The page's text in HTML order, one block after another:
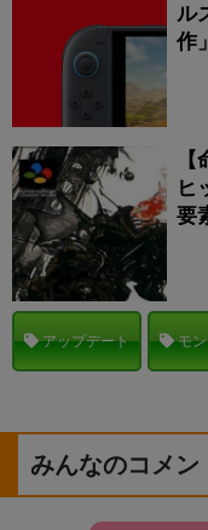
ル
作」
ヒ
要
アップデート モン
みんなのコメン